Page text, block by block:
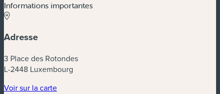
Informations importantes
Adresse
3 Place des Rotondes
L-2448 Luxembourg
Voir sur la carte(nouvelle fenêtre)